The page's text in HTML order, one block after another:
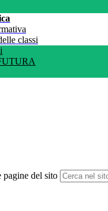
classi
pagine del sito